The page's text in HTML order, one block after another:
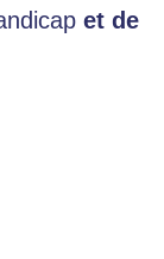
et de